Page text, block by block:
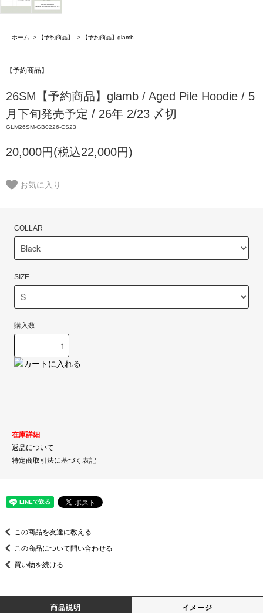
ホーム > 【予約商品】 > 【予約商品】glamb
【予約商品】
26SM【予約商品】glamb / Aged Pile Hoodie / 5
月下旬発売予定 / 26年 2/23 〆切
GLM26SM-GB0226-CS23
20,000円(税込22,000円)
お気に入り
COLLAR
SIZE
購入数
在庫詳細
返品について
特定商取引法に基づく表記
この商品を友達に教える
この商品について問い合わせる
買い物を続ける
商品説明 イメージ